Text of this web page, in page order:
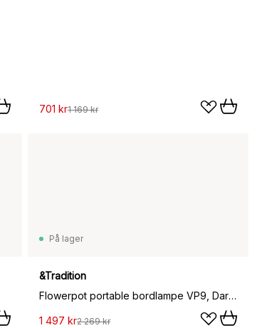
701 kr1 169 kr
På lager
&Tradition
Flowerpot portable bordlampe VP9, Dark plum
1 497 kr2 269 kr